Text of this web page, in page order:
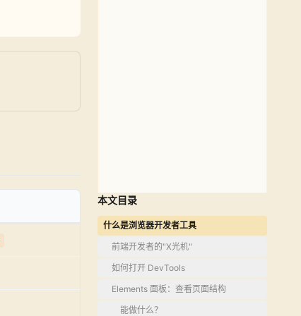
本文目录
什么是浏览器开发者工具
前端开发者的"X光机"
如何打开 DevTools
Elements 面板：查看页面结构
能做什么？